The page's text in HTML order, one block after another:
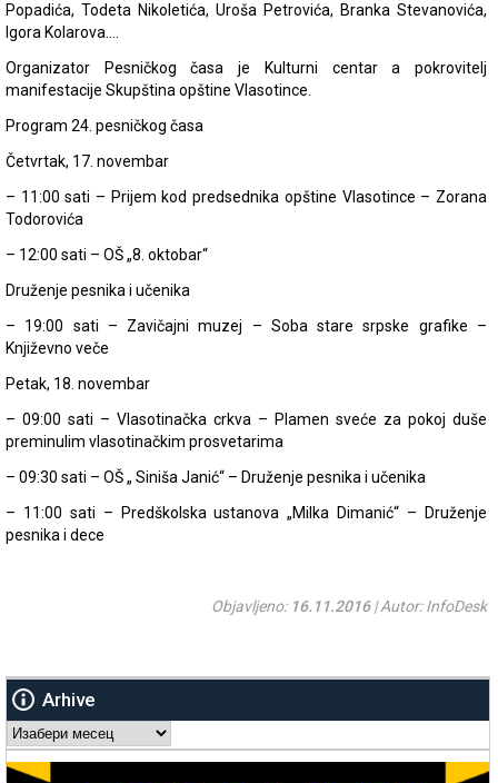
Popadića, Todeta Nikoletića, Uroša Petrovića, Branka Stevanovića,
Igora Kolarova….
Organizator Pesničkog časa je Kulturni centar a pokrovitelj
manifestacije Skupština opštine Vlasotince.
Program 24. pesničkog časa
Četvrtak, 17. novembar
– 11:00 sati – Prijem kod predsednika opštine Vlasotince – Zorana
Todorovića
– 12:00 sati – OŠ „8. oktobar“
Druženje pesnika i učenika
– 19:00 sati – Zavičajni muzej – Soba stare srpske grafike –
Književno veče
Petak, 18. novembar
– 09:00 sati – Vlasotinačka crkva – Plamen sveće za pokoj duše
preminulim vlasotinačkim prosvetarima
– 09:30 sati – OŠ „ Siniša Janić“ – Druženje pesnika i učenika
– 11:00 sati – Predškolska ustanova „Milka Dimanić“ – Druženje
pesnika i dece
Objavljeno: 16.11.2016| Autor: InfoDesk
Arhive
Arhive